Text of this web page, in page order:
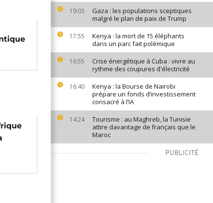
19:03
Gaza : les populations sceptiques
malgré le plan de paix de Trump
17:55
Kenya : la mort de 15 éléphants
dans un parc fait polémique
16:55
Crise énergétique à Cuba : vivre au
rythme des coupures d'électricité
16:40
Kenya : la Bourse de Nairobi
prépare un fonds d’investissement
consacré à l’IA
14:24
Tourisme : au Maghreb, la Tunisie
attire davantage de français que le
Maroc
PUBLICITÉ